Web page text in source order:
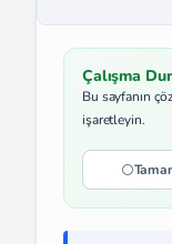
Çalışma
Bu sayfanın
işaretleyin.